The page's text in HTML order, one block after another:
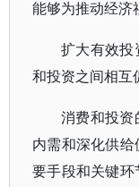
能够为推动经济
扩大有效投
和投资之间相互
消费和投资
内需和深化供
要手段和关键